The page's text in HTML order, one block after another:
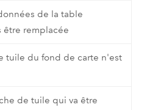
de la table
être remplacée
tuile du fond de carte n'est
de tuile qui va être